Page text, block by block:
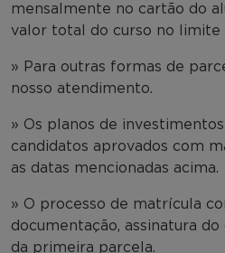
mensalmente no cartão do
valor total do curso no limite
» Para outras formas de
nosso atendimento.
» Os planos de
candidatos aprovados com
as datas mencionadas acima.
» O processo de matrícula
documentação, assinatura
da primeira parcela.